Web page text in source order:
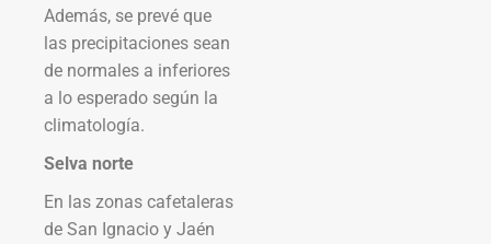
Además, se prevé que
las precipitaciones sean
de normales a inferiores
a lo esperado según la
climatología.
Selva norte
En las zonas cafetaleras
de San Ignacio y Jaén